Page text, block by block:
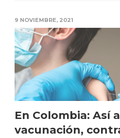
9 NOVIEMBRE, 2021
En Colombia: Así
vacunación,